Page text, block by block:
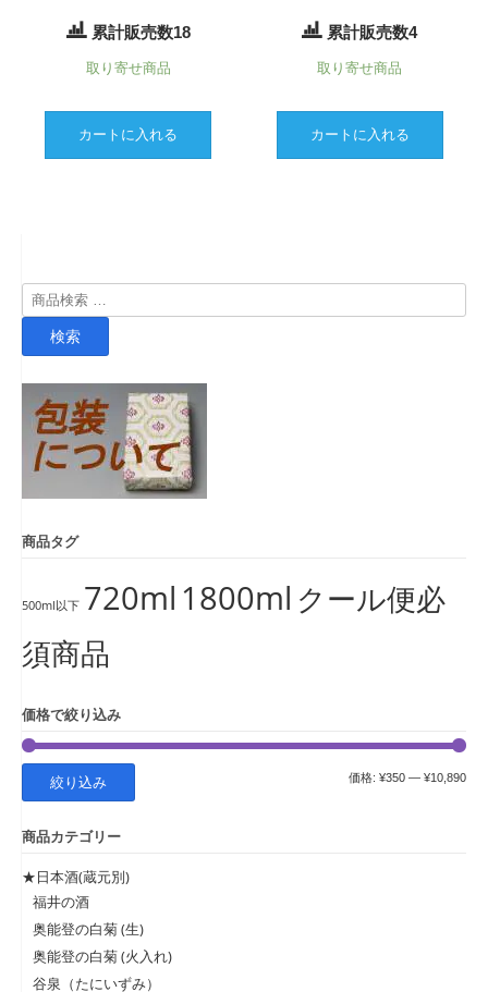
累計販売数18
取り寄せ商品
カートに入れる
累計販売数4
取り寄せ商品
カートに入れる
検
索
検索
商品タグ
500ml以下 720ml 1800ml クール便必
須商品
価格で絞り込み
最
最
絞り込み 価格: ¥350 — ¥10,890
商品カテゴリー
★日本酒(蔵元別)
福井の酒
奥能登の白菊 (生)
奥能登の白菊 (火入れ)
谷泉（たにいずみ）